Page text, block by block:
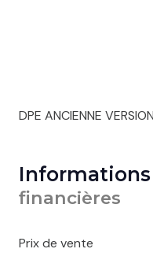
DPE ANCIENNE VERSION
Informations
financières
Prix de vente